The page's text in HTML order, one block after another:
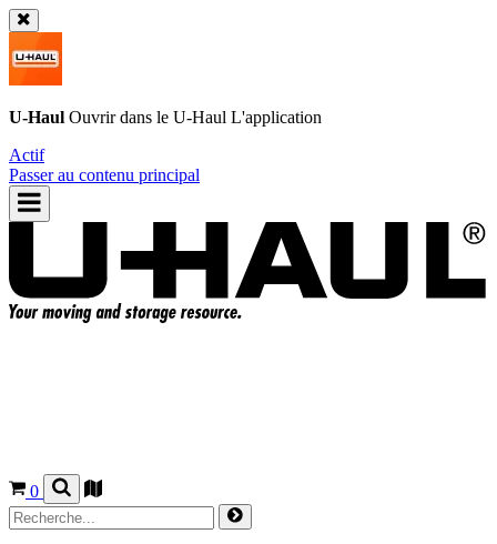
U-Haul Ouvrir dans le U-Haul L'application
Actif
Passer au contenu principal
0